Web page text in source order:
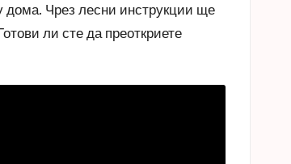
дома. Чрез лесни инструкции ще
ли сте да преоткриете